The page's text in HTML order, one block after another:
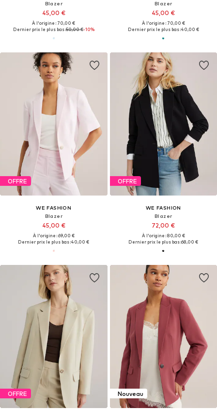
Blazer
45,00 €
À l'origine : 70,00 €
Dernier prix le plus bas :50,00 €-10%
Blazer
45,00 €
À l'origine : 70,00 €
Dernier prix le plus bas :40,00 €
OFFRE
WE FASHION
Blazer
45,00 €
À l'origine : 69,00 €
Dernier prix le plus bas :40,00 €
OFFRE
WE FASHION
Blazer
72,00 €
À l'origine : 80,00 €
Dernier prix le plus bas :68,00 €
OFFRE Nouveau